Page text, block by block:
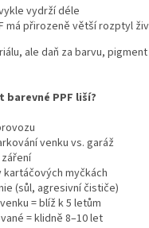
vydrží déle
má přirozeně větší rozptyl
ale daň za barvu,
PPF liší?
venku vs. garáž
myčkách
(sůl, agresivní čističe)
= blíž k 5 letům
= klidně 8–10 let